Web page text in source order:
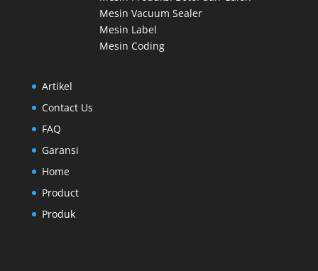
Mesin Vacuum Sealer
Mesin Label
Mesin Coding
Artikel
Contact Us
FAQ
Garansi
Home
Product
Produk